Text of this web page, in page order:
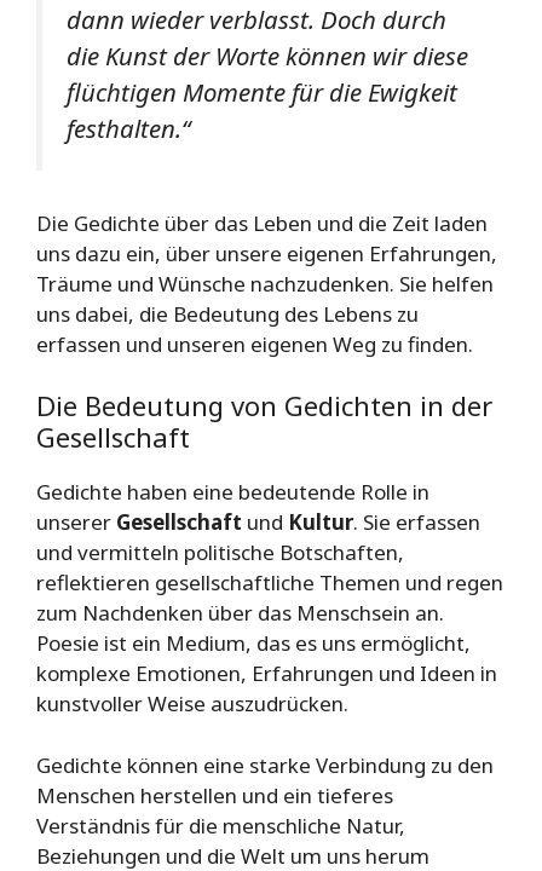
dann wieder verblasst. Doch durch
die Kunst der Worte können wir diese
flüchtigen Momente für die Ewigkeit
festhalten.“
Die Gedichte über das Leben und die Zeit laden
uns dazu ein, über unsere eigenen Erfahrungen,
Träume und Wünsche nachzudenken. Sie helfen
uns dabei, die Bedeutung des Lebens zu
erfassen und unseren eigenen Weg zu finden.
Die Bedeutung von Gedichten in der
Gesellschaft
Gedichte haben eine bedeutende Rolle in
unserer Gesellschaft und Kultur. Sie erfassen
und vermitteln politische Botschaften,
reflektieren gesellschaftliche Themen und regen
zum Nachdenken über das Menschsein an.
Poesie ist ein Medium, das es uns ermöglicht,
komplexe Emotionen, Erfahrungen und Ideen in
kunstvoller Weise auszudrücken.
Gedichte können eine starke Verbindung zu den
Menschen herstellen und ein tieferes
Verständnis für die menschliche Natur,
Beziehungen und die Welt um uns herum